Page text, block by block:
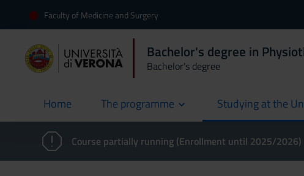
Faculty of Medicine and Surgery
Bachelor's degree in
Bachelor's degree
Home
current The programme Studying at the
Course partially running (Enrollment until 2025/2026)